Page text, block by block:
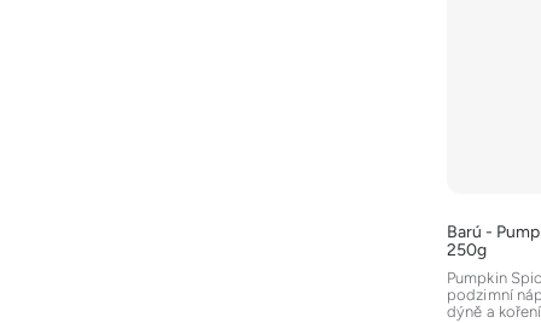
Barú -
250g
Pumpkin
podzimní
dýně a